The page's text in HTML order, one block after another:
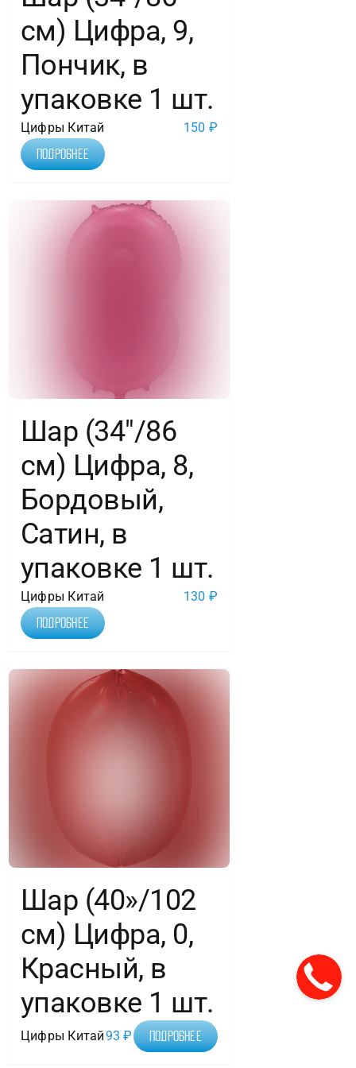
см) Цифра, 9,
Пончик, в
упаковке 1 шт.
Цифры Китай 150 ₽
Подробнее
Шар (34″/86
см) Цифра, 8,
Бордовый,
Сатин, в
упаковке 1 шт.
Цифры Китай 130 ₽
Подробнее
Шар (40»/102
см) Цифра, 0,
Красный, в
упаковке 1 шт.
Цифры Китай93₽ Подробнее